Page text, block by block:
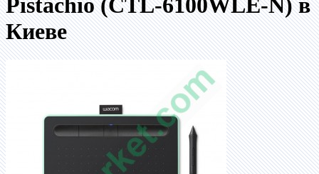
Киеве